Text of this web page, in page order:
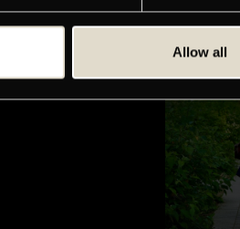
Allow all
our sister